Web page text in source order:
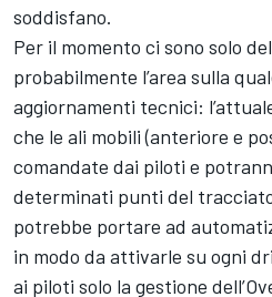
soddisfano.
Per il momento ci sono solo
probabilmente l’area sulla
aggiornamenti tecnici:
che le ali mobili (anteriore e
comandate dai piloti e
determinati punti del
potrebbe portare ad
in modo da attivarle su ogni
ai piloti solo la gestione